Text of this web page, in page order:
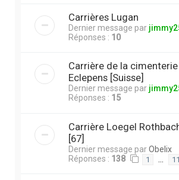
Carrières Lugan
Dernier message par
Réponses : 10
Carrière de la
Eclepens [Suisse]
Dernier message par
Réponses : 15
Carrière Loegel
[67]
Dernier message parObelix
Réponses : 138 1 11